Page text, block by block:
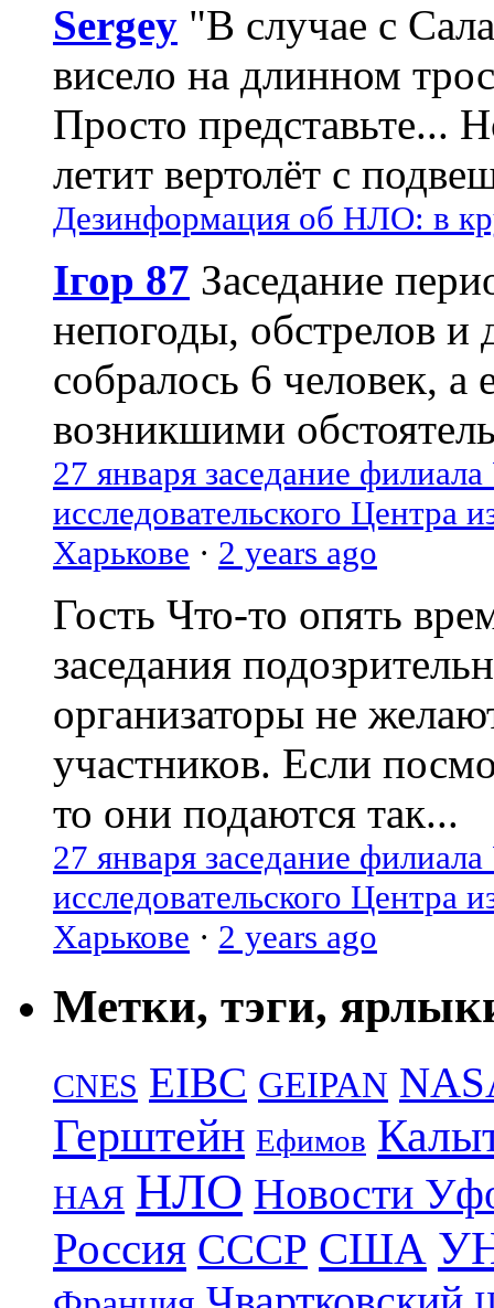
Sergey "В случае с
висело на длинном
Просто представьте...
летит вертолёт с
Дезинформация об НЛО: в
Ігор 87 Заседание
непогоды, обстрелов и
собралось 6 человек, а
возникшими
27 января заседание
исследовательского Центра
Харькове · 2 years ago
Гость Что-то опять
заседания
организаторы не
участников. Если
то они подаются так...
27 января заседание
исследовательского Центра
Харькове · 2 years ago
Метки, тэги,
CNES EIBC GEIPAN
Герштейн Ефимов
НАЯ НЛО Новости
Россия СССР США